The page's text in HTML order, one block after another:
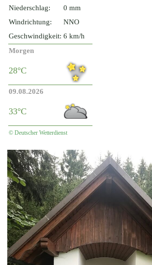
Niederschlag:
0 mm
Windrichtung:
NNO
Geschwindigkeit: 6 km/h
Morgen
28°C
09.08.2026
33°C
© Deutscher Wetterdienst